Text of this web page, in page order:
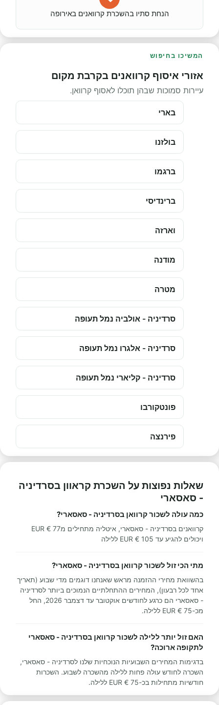
הנחת סתיו בהשכרת קרוואנים באירופה
המשיכו בחיפוש
אזורי איסוף קרוואנים בקרבת מקום
עיירות סמוכות שבהן תוכלו לאסוף קרוואן.
בארי
בולזנו
ברגמו
ברינדיסי
וארזה
מודנה
מטרה
סרדיניה - אולביה נמל תעופה
סרדיניה - אלגרו נמל תעופה
סרדיניה - קליארי נמל תעופה
פונטקורבו
פירנצה
שאלות נפוצות על השכרת קראוון בסרדיניה
- סאסארי
כמה עולה לשכור קרוואן בסרדיניה - סאסארי?
קרוואנים בסרדיניה - סאסארי, איטליה מתחילים מ77 € EUR
ויכולים להגיע עד 105 € EUR ללילה
מתי הכי זול לשכור קרוואן בסרדיניה - סאסארי?
בהשוואת מחירי ההזמנה מראש שאנחנו דוגמים מדי שבוע (תאריך
אחד לכל רבעון), המחירים ההתחלתיים הנמוכים ביותר לסרדיניה
- סאסארי הם כרגע לחודשים אוקטובר עד דצמבר 2026, החל
מכ-75 € EUR ללילה.
האם זול יותר ללילה לשכור קרוואן בסרדיניה - סאסארי
לתקופה ארוכה?
בדגימות המחירים השבועיות הנוכחיות שלנו לסרדיניה - סאסארי,
השכרה לחודש עולה פחות ללילה מהשכרה לשבוע. השכרות
חודשיות מתחילות בכ-75 € EUR ללילה.